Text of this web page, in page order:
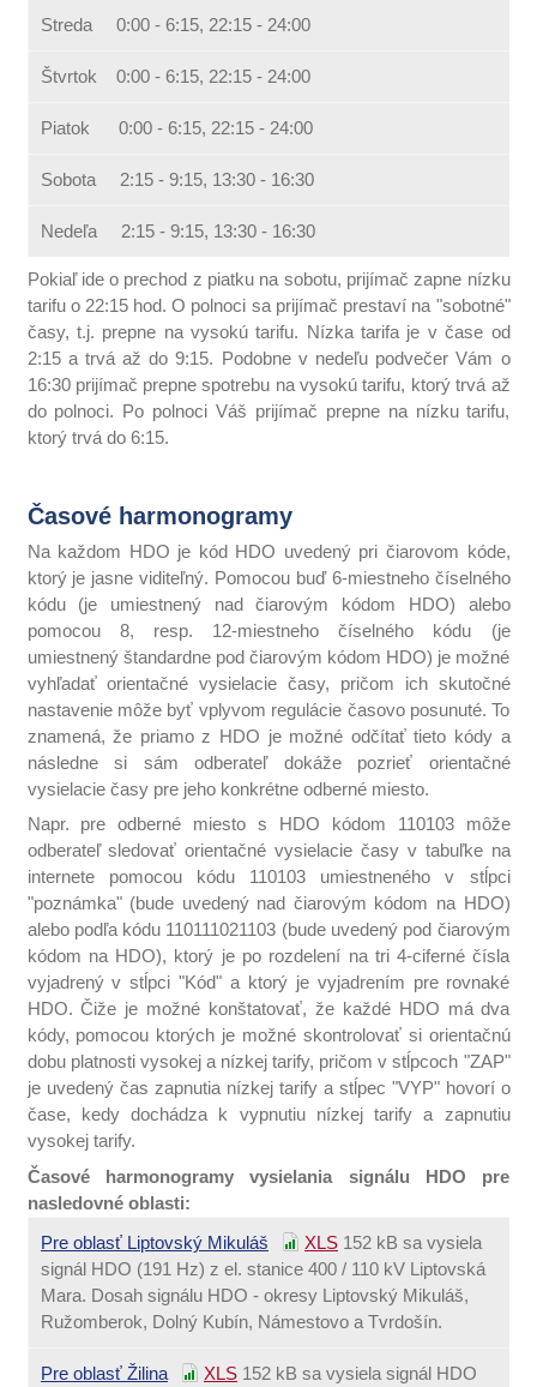
Streda 0:00 - 6:15, 22:15 - 24:00
Štvrtok 0:00 - 6:15, 22:15 - 24:00
Piatok 0:00 - 6:15, 22:15 - 24:00
Sobota 2:15 - 9:15, 13:30 - 16:30
Nedeľa 2:15 - 9:15, 13:30 - 16:30
Pokiaľ ide o prechod z piatku na sobotu, prijímač zapne nízku
tarifu o 22:15 hod. O polnoci sa prijímač prestaví na "sobotné"
časy, t.j. prepne na vysokú tarifu. Nízka tarifa je v čase od
2:15 a trvá až do 9:15. Podobne v nedeľu podvečer Vám o
16:30 prijímač prepne spotrebu na vysokú tarifu, ktorý trvá až
do polnoci. Po polnoci Váš prijímač prepne na nízku tarifu,
ktorý trvá do 6:15.
Časové harmonogramy
Na každom HDO je kód HDO uvedený pri čiarovom kóde,
ktorý je jasne viditeľný. Pomocou buď 6-miestneho číselného
kódu (je umiestnený nad čiarovým kódom HDO) alebo
pomocou 8, resp. 12-miestneho číselného kódu (je
umiestnený štandardne pod čiarovým kódom HDO) je možné
vyhľadať orientačné vysielacie časy, pričom ich skutočné
nastavenie môže byť vplyvom regulácie časovo posunuté. To
znamená, že priamo z HDO je možné odčítať tieto kódy a
následne si sám odberateľ dokáže pozrieť orientačné
vysielacie časy pre jeho konkrétne odberné miesto.
Napr. pre odberné miesto s HDO kódom 110103 môže
odberateľ sledovať orientačné vysielacie časy v tabuľke na
internete pomocou kódu 110103 umiestneného v stĺpci
"poznámka" (bude uvedený nad čiarovým kódom na HDO)
alebo podľa kódu 110111021103 (bude uvedený pod čiarovým
kódom na HDO), ktorý je po rozdelení na tri 4-ciferné čísla
vyjadrený v stĺpci "Kód" a ktorý je vyjadrením pre rovnaké
HDO. Čiže je možné konštatovať, že každé HDO má dva
kódy, pomocou ktorých je možné skontrolovať si orientačnú
dobu platnosti vysokej a nízkej tarify, pričom v stĺpcoch "ZAP"
je uvedený čas zapnutia nízkej tarify a stĺpec "VYP" hovorí o
čase, kedy dochádza k vypnutiu nízkej tarify a zapnutiu
vysokej tarify.
Časové harmonogramy vysielania signálu HDO pre
nasledovné oblasti:
Pre oblasť Liptovský Mikuláš
XLS 152 kB sa vysiela
signál HDO (191 Hz) z el. stanice 400 / 110 kV Liptovská
Mara. Dosah signálu HDO - okresy Liptovský Mikuláš,
Ružomberok, Dolný Kubín, Námestovo a Tvrdošín.
Pre oblasť Žilina XLS 152 kB sa vysiela signál HDO